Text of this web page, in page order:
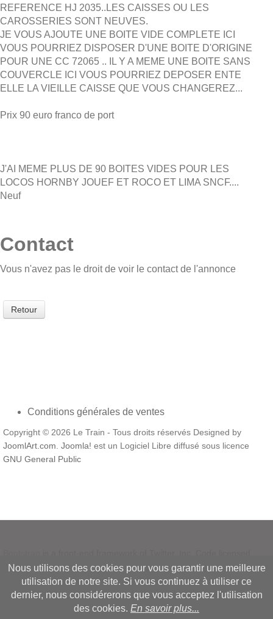
REFERENCE HJ 2035..LES CAISSES OU LES
CAROSSERIES SONT NEUVES.
JE VOUS AJOUTE UNE BOITE VIDE COMPLETE ICI
VOUS POURRIEZ DISPOSER D'UNE BOITE D'ORIGINE
POUR UNE CC 72065 .. IL Y A MEME UNE BOITE SANS
COUVERCLE ICI VOUS POURRIEZ DEPOSER ENTE
ELLE LA VIEILLE CAISSE QUE VOUS CHANGEREZ...
Prix 90 euro franco de port
J'AI MEME PLUS DE 90 BOITES VIDES POUR LES
LOCOS HORNBY JOUEF ET ROCO ET LIMA SNCF....
Neuf
Contact
Vous n'avez pas le droit de voir le contact de l'annonce
Retour
Conditions générales de ventes
Copyright © 2026 Le Train - Tous droits réservés Designed by
JoomlArt.com Joomla! est un Logiciel Libre diffusé sous licence
GNU General Public
underMIT License.
Font Awesomefont licensed underSIL OFL 1.1.
Nous utilisons des cookies pour vous garantir une meilleure
utilisation de notre site. Si vous continuez à utiliser ce
dernier, nous considérerons que vous acceptez l'utilisation
des cookies. En savoir plus...